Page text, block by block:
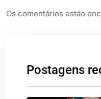
Os comentários estão
Postagens